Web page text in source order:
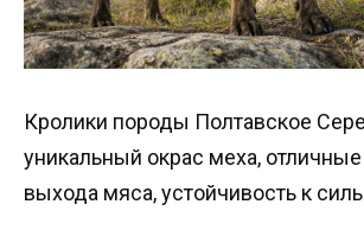
Кролики породы Полтавское
уникальный окрас меха, отличные
выхода мяса, устойчивость к